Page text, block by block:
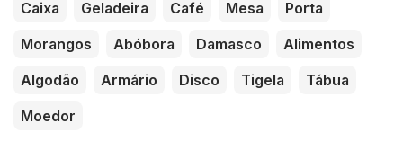
Caixa Geladeira Café Mesa
Porta
Morangos
Abóbora Damasco
Alimentos
Algodão
Armário Disco Tigela
Tábua
Moedor